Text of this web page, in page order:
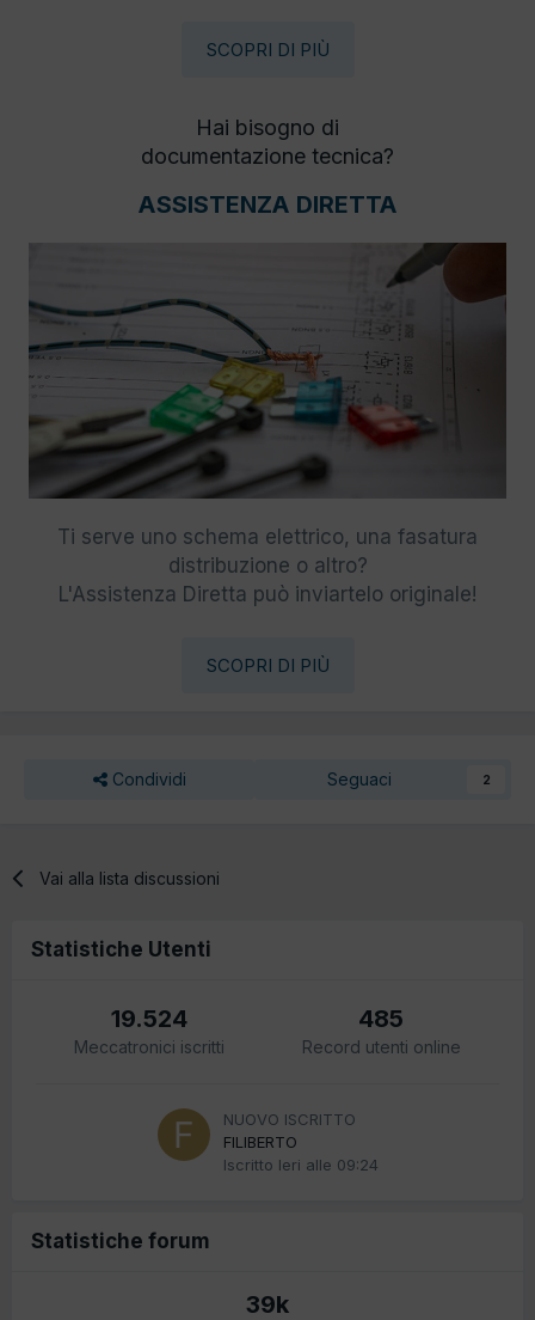
SCOPRI DI PIÙ
Hai bisogno di
documentazione tecnica?
ASSISTENZA DIRETTA
Ti serve uno schema elettrico, una fasatura
distribuzione o altro?
L'Assistenza Diretta può inviartelo originale!
SCOPRI DI PIÙ
Condividi Seguaci 2
Vai alla lista discussioni
Statistiche Utenti
19.524
Meccatronici iscritti
485
Record utenti online
NUOVO ISCRITTO
FILIBERTO
Iscritto Ieri alle 09:24
Statistiche forum
39k